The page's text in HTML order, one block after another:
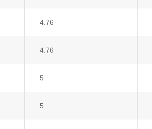
4.76
4.76
5
5